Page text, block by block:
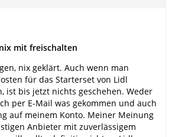
mit freischalten
nix geklärt. Auch wenn man
für das Starterset von Lidl
ist bis jetzt nichts geschehen. Weder
per E-Mail was gekommen und auch
auf meinem Konto. Meiner Meinung
Anbieter mit zuverlässigem